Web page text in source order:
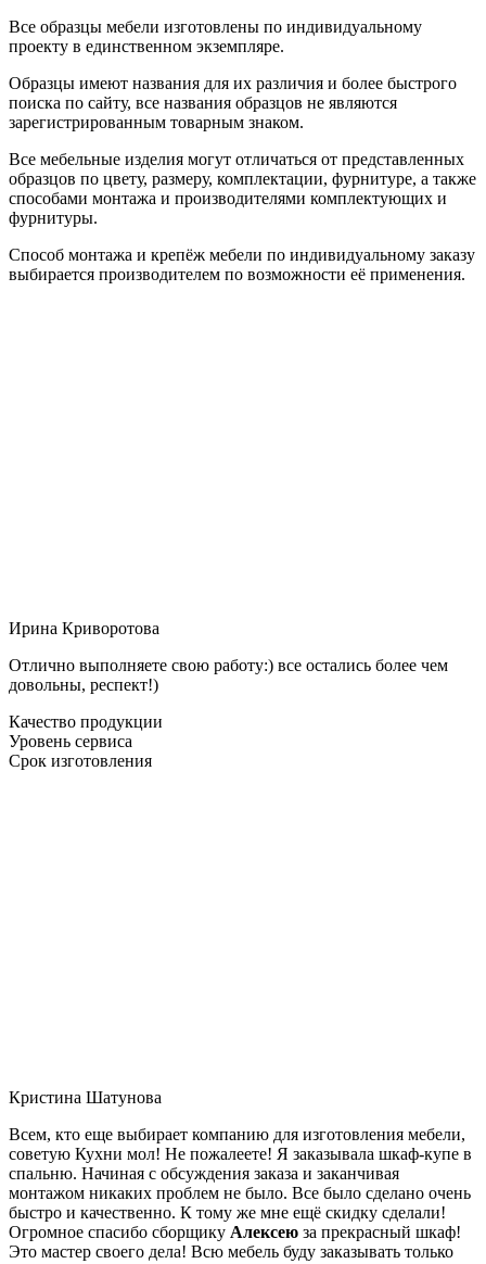
Все образцы мебели изготовлены по индивидуальному
проекту в единственном экземпляре.
Образцы имеют названия для их различия и более быстрого
поиска по сайту, все названия образцов не являются
зарегистрированным товарным знаком.
Все мебельные изделия могут отличаться от представленных
образцов по цвету, размеру, комплектации, фурнитуре, а также
способами монтажа и производителями комплектующих и
фурнитуры.
Способ монтажа и крепёж мебели по индивидуальному заказу
выбирается производителем по возможности её применения.
Ирина Криворотова
Отлично выполняете свою работу:) все остались более чем
довольны, респект!)
Качество продукции
Уровень сервиса
Срок изготовления
Кристина Шатунова
Всем, кто еще выбирает компанию для изготовления мебели,
советую Кухни мол! Не пожалеете! Я заказывала шкаф-купе в
спальню. Начиная с обсуждения заказа и заканчивая
монтажом никаких проблем не было. Все было сделано очень
быстро и качественно. К тому же мне ещё скидку сделали!
Огромное спасибо сборщику Алексею за прекрасный шкаф!
Это мастер своего дела! Всю мебель буду заказывать только